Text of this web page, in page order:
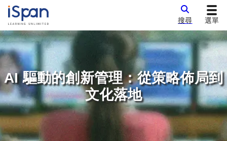
搜尋 選單
AI 驅動的創新管理：從策略佈局到
文化落地